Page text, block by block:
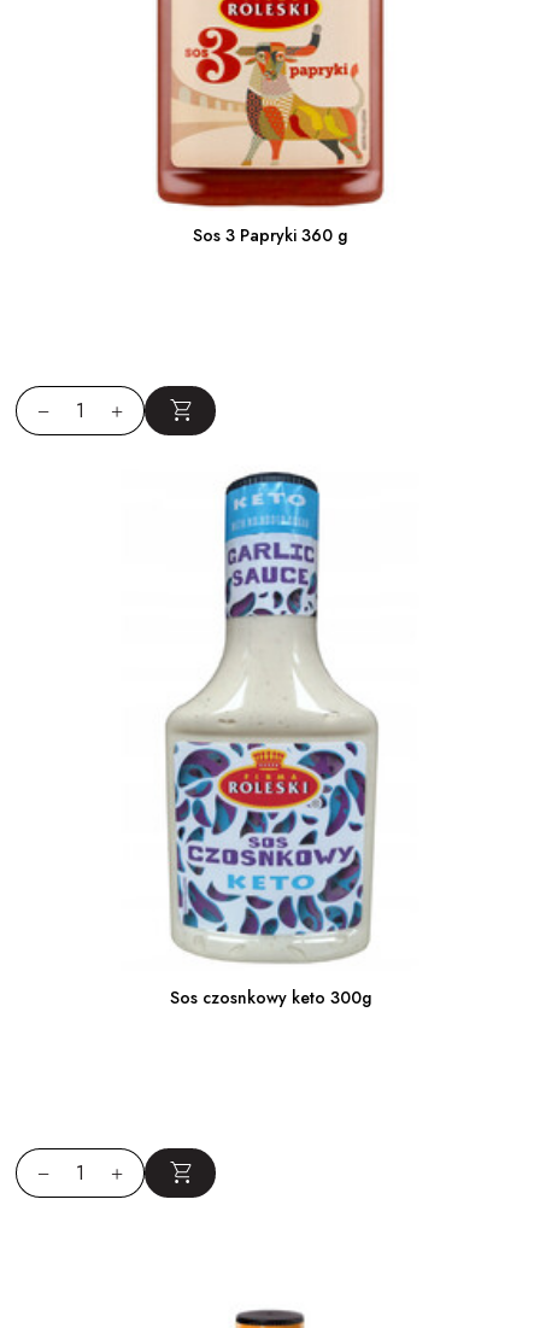
Sos 3 Papryki 360 g
Sos czosnkowy keto 300g